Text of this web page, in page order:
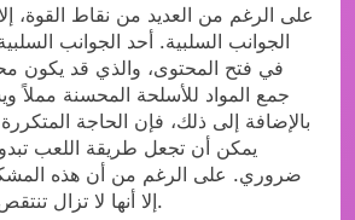
على الرغم من العديد من نقاط القوة،
الجوانب السلبية. أحد الجوانب
في فتح المحتوى، والذي قد يكون
جمع المواد للأسلحة المحسنة مملاً
بالإضافة إلى ذلك، فإن الحاجة
يمكن أن تجعل طريقة اللعب
ضروري. على الرغم من أن هذه
إلا أنها لا تزال تنتقص من التجربة الكلية.